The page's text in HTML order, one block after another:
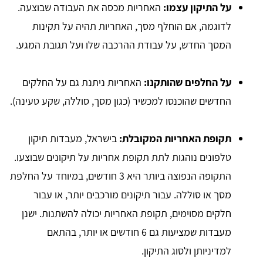
על התיקון עצמו: האחריות מכסה את העבודה שבוצעה.
לדוגמה, אם הוחלף מסך, האחריות תהיה על תקינות
המסך החדש, על עבודת ההרכבה שלו ועל תגובת המגע.
על החלפים שהותקנו: האחריות ניתנת גם על החלקים
החדשים שהוכנסו למכשיר (כגון מסך, סוללה, שקע טעינה).
תקופת האחריות המקובלת: בישראל, מעבדות תיקון
טלפונים נוהגות לתת תקופת אחריות על תיקונים שבוצעו.
התקופה הנפוצה ביותר היא 3 חודשים, במיוחד על החלפת
מסך או סוללה. עבור תיקונים מורכבים יותר, או עבור
חלקים מסוימים, תקופת האחריות יכולה להשתנות. ישנן
מעבדות שמציעות גם 6 חודשים או יותר, בהתאם
למדיניותן ולסוג התיקון.